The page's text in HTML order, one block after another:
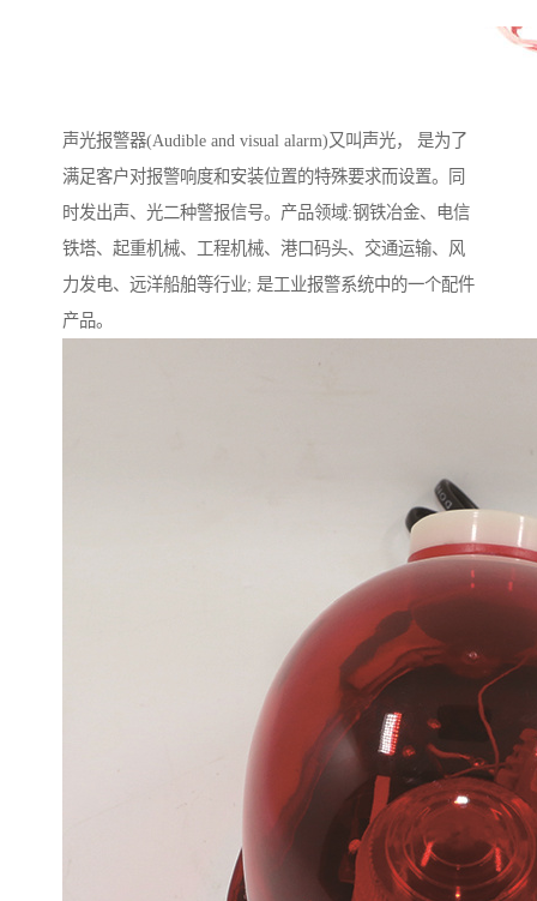
声光报警器(Audible and visual alarm)又叫声光， 是为了
满足客户对报警响度和安装位置的特殊要求而设置。同
时发出声、光二种警报信号。产品领域:钢铁冶金、电信
铁塔、起重机械、工程机械、港口码头、交通运输、风
力发电、远洋船舶等行业; 是工业报警系统中的一个配件
产品。